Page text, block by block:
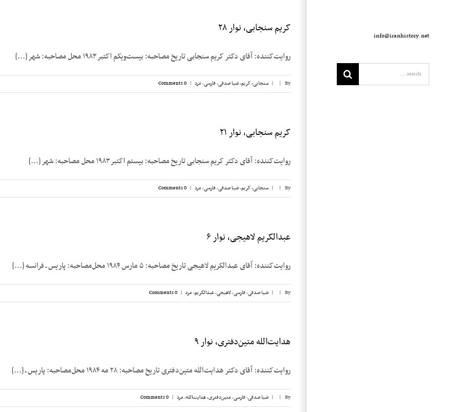
info@iranhistory.net کریم سنجابی، نوار ۲۸
روایت‌‌کننده: آقای دکتر کریم سنجابی تاریخ مصاحبه: بیست‌‌ویکم اکتبر ۱۹۸۳ محل مصاحبه: شهر [...]
By
|
| سنجابی، کریم,ضیا صدقی,فارسی,مرد |
0 Comments
کریم سنجابی، نوار ۲۱
روایت‌‌کننده: آقای دکتر کریم سنجابی تاریخ مصاحبه: بیستم اکتبر ۱۹۸۳ محل مصاحبه: شهر [...]
By
|
| سنجابی، کریم,ضیا صدقی,فارسی,مرد |
0 Comments
عبدالکریم لاهیجی، نوار ۶
روایت‌کننده: آقای عبدالکریم لاهیجی تاریخ مصاحبه: ۵ مارس ۱۹۸۴ محل‌مصاحبه: پاریس ـ فرانسه [...]
By
|
| ضیا صدقی,فارسی,لاهیجی، عبدالکریم,مرد |
0 Comments
هدایت‌الله متین‌دفتری، نوار ۹
روایت‌کننده: آقای دکتر هدایت‌الله متین‌دفتری تاریخ مصاحبه: ۲۸ مه ۱۹۸۴ محل‌مصاحبه: پاریس ـ [...]
By
|
| ضیا صدقی,فارسی,متین‌دفتری، هدایت‌الله,مرد |
0 Comments